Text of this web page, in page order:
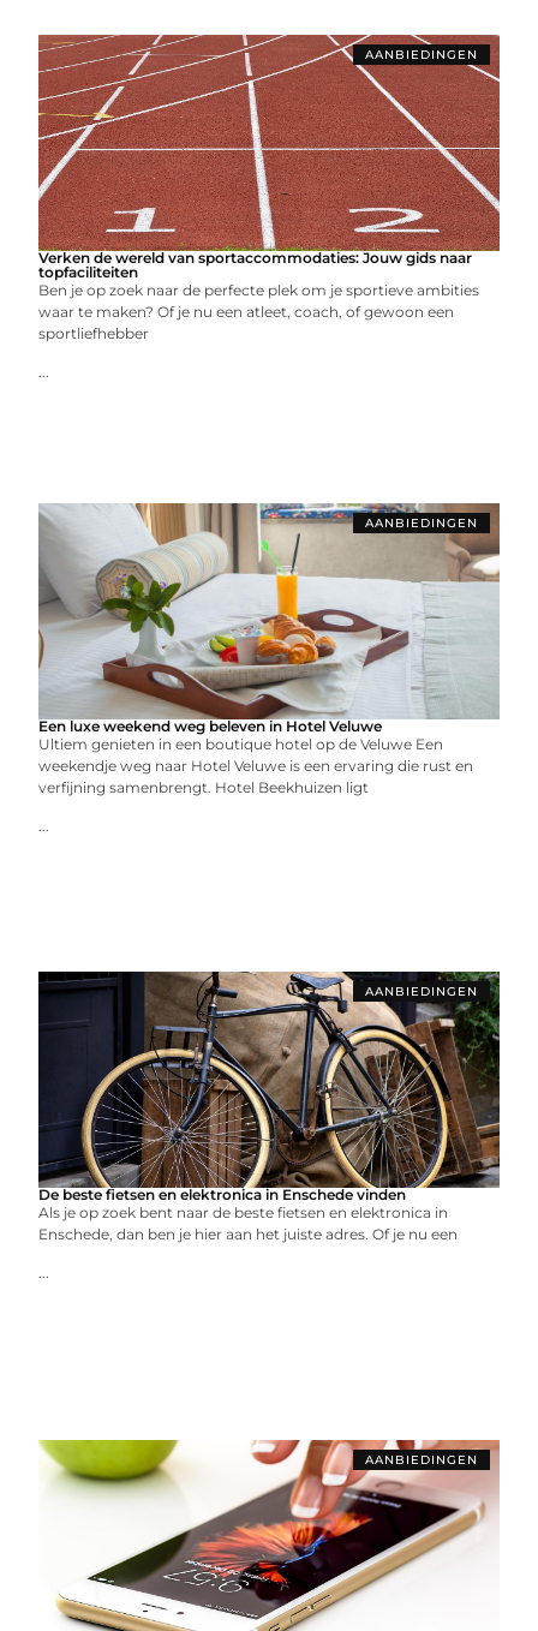
AANBIEDINGEN
Verken de wereld van sportaccommodaties: Jouw gids naar
topfaciliteiten
Ben je op zoek naar de perfecte plek om je sportieve ambities
waar te maken? Of je nu een atleet, coach, of gewoon een
sportliefhebber
...
AANBIEDINGEN
Een luxe weekend weg beleven in Hotel Veluwe
Ultiem genieten in een boutique hotel op de Veluwe Een
weekendje weg naar Hotel Veluwe is een ervaring die rust en
verfijning samenbrengt. Hotel Beekhuizen ligt
...
AANBIEDINGEN
De beste fietsen en elektronica in Enschede vinden
Als je op zoek bent naar de beste fietsen en elektronica in
Enschede, dan ben je hier aan het juiste adres. Of je nu een
...
AANBIEDINGEN